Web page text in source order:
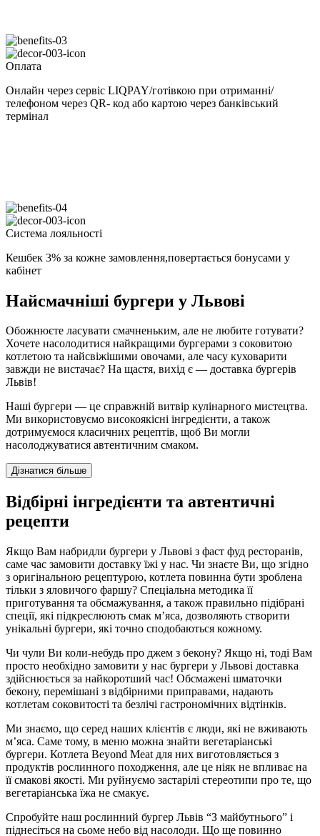
Оплата
Онлайн через сервіс LIQPAY/готівкою при отриманні/
телефоном через QR- код або картою через банківський
термінал
Система лояльності
Кешбек 3% за кожне замовлення,повертається бонусами у
кабінет
Найсмачніші бургери у Львові
Обожнюєте ласувати смачненьким, але не любите готувати?
Хочете насолодитися найкращими бургерами з соковитою
котлетою та найсвіжішими овочами, але часу куховарити
завжди не вистачає? На щастя, вихід є ― доставка бургерів
Львів!
Наші бургери ― це справжній витвір кулінарного мистецтва.
Ми використовуємо високоякісні інгредієнти, а також
дотримуємося класичних рецептів, щоб Ви могли
насолоджуватися автентичним смаком.
Дізнатися більше
Відбірні інгредієнти та автентичні
рецепти
Якщо Вам набридли бургери у Львові з фаст фуд ресторанів,
саме час замовити доставку їжі у нас. Чи знаєте Ви, що згідно
з оригінальною рецептурою, котлета повинна бути зроблена
тільки з яловичого фаршу? Спеціальна методика її
приготування та обсмажування, а також правильно підібрані
спеції, які підкреслюють смак м’яса, дозволяють створити
унікальні бургери, які точно сподобаються кожному.
Чи чули Ви коли-небудь про джем з бекону? Якщо ні, тоді Вам
просто необхідно замовити у нас бургери у Львові доставка
здійснюється за найкоротший час! Обсмажені шматочки
бекону, перемішані з відбірними приправами, надають
котлетам соковитості та безлічі гастрономічних відтінків.
Ми знаємо, що серед наших клієнтів є люди, які не вживають
м’яса. Саме тому, в меню можна знайти вегетаріанські
бургери. Котлета Beyond Meat для них виготовляється з
продуктів рослинного походження, але це ніяк не впливає на
її смакові якості. Ми руйнуємо застарілі стереотипи про те, що
вегетаріанська їжа не смакує.
Спробуйте наш рослинний бургер Львів “З майбутнього” і
піднесіться на сьоме небо від насолоди. Що ще повинно